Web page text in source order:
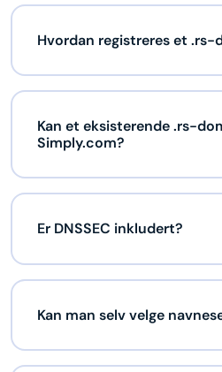
Hvordan registreres et .rs-
Kan et eksisterende .rs-
Simply.com?
Er DNSSEC inkludert?
Kan man selv velge